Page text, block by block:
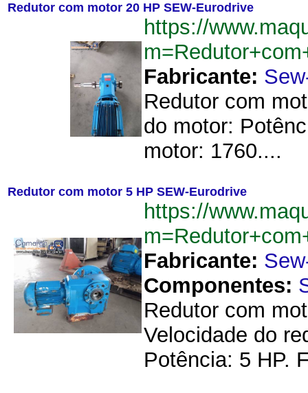
Redutor com motor 20 HP SEW-Eurodrive
https://
Fabricante:
Redutor com
do motor:
motor: 1760....
Redutor com motor 5 HP SEW-Eurodrive
https://
Fabricante:
Componentes:
Redutor com
Velocidade do
Potência: 5 HP.